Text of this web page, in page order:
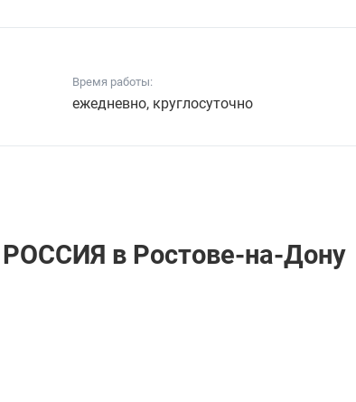
Время работы:
ежедневно, круглосуточно
РОССИЯ в Ростове-на-Дону